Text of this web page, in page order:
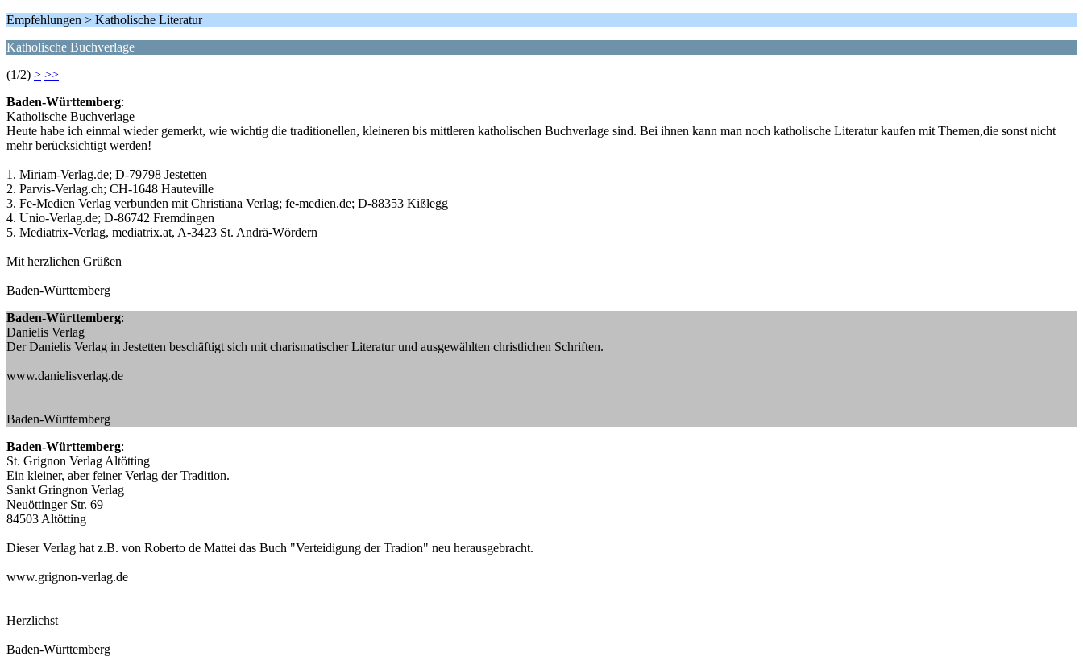
Empfehlungen > Katholische Literatur
Katholische Buchverlage
(1/2) > >>
Baden-Württemberg:
Katholische Buchverlage
Heute habe ich einmal wieder gemerkt, wie wichtig die traditionellen, kleineren bis mittleren katholischen Buchverlage sind. Bei ihnen kann man noch katholische Literatur kaufen mit Themen,die sonst nicht
mehr berücksichtigt werden!
1. Miriam-Verlag.de; D-79798 Jestetten
2. Parvis-Verlag.ch; CH-1648 Hauteville
3. Fe-Medien Verlag verbunden mit Christiana Verlag; fe-medien.de; D-88353 Kißlegg
4. Unio-Verlag.de; D-86742 Fremdingen
5. Mediatrix-Verlag, mediatrix.at, A-3423 St. Andrä-Wördern
Mit herzlichen Grüßen
Baden-Württemberg
Baden-Württemberg:
Danielis Verlag
Der Danielis Verlag in Jestetten beschäftigt sich mit charismatischer Literatur und ausgewählten christlichen Schriften.
www.danielisverlag.de
Baden-Württemberg
Baden-Württemberg:
St. Grignon Verlag Altötting
Ein kleiner, aber feiner Verlag der Tradition.
Sankt Gringnon Verlag
Neuöttinger Str. 69
84503 Altötting
Dieser Verlag hat z.B. von Roberto de Mattei das Buch "Verteidigung der Tradion" neu herausgebracht.
www.grignon-verlag.de
Herzlichst
Baden-Württemberg